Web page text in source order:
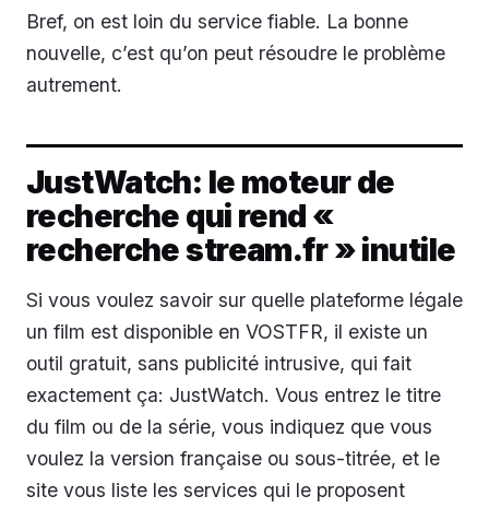
Bref, on est loin du service fiable. La bonne
nouvelle, c’est qu’on peut résoudre le problème
autrement.
JustWatch: le moteur de
recherche qui rend «
recherche stream.fr » inutile
Si vous voulez savoir sur quelle plateforme légale
un film est disponible en VOSTFR, il existe un
outil gratuit, sans publicité intrusive, qui fait
exactement ça: JustWatch. Vous entrez le titre
du film ou de la série, vous indiquez que vous
voulez la version française ou sous-titrée, et le
site vous liste les services qui le proposent